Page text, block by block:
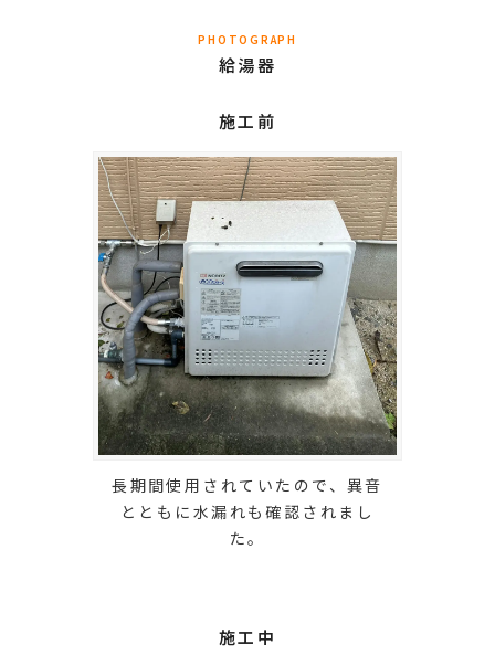
PHOTOGRAPH
給湯器
施工前
長期間使用されていたので、異音
とともに水漏れも確認されまし
た。
施工中